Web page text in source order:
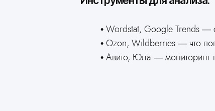
Wordstat, Google Trends —
Ozon, Wildberries — что
Авито, Юла — мониторинг